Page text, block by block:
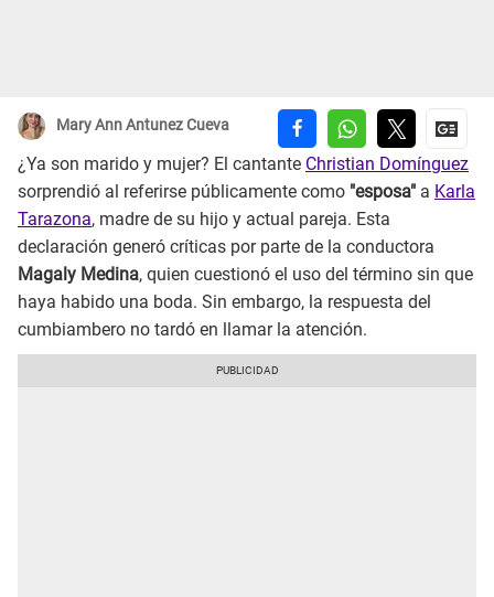
Mary Ann Antunez Cueva
¿Ya son marido y mujer? El cantante Christian Domínguez
sorprendió al referirse públicamente como "esposa" a Karla
Tarazona, madre de su hijo y actual pareja. Esta
declaración generó críticas por parte de la conductora
Magaly Medina, quien cuestionó el uso del término sin que
haya habido una boda. Sin embargo, la respuesta del
cumbiambero no tardó en llamar la atención.